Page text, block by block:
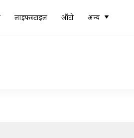
लाइफस्टाइल ऑटो अन्य